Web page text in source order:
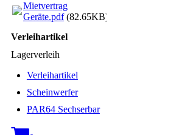
Mietvertrag
Geräte.pdf(82.65KB)
Verleihartikel
Lagerverleih
Verleihartikel
Scheinwerfer
PAR64 Sechserbar